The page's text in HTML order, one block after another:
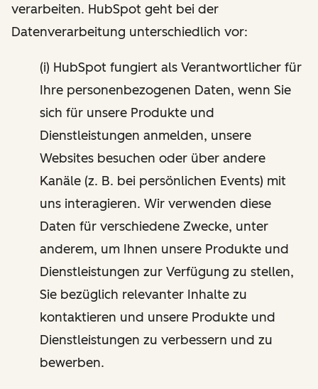
verarbeiten. HubSpot geht bei der
Datenverarbeitung unterschiedlich vor:
(i) HubSpot fungiert als Verantwortlicher für
Ihre personenbezogenen Daten, wenn Sie
sich für unsere Produkte und
Dienstleistungen anmelden, unsere
Websites besuchen oder über andere
Kanäle (z. B. bei persönlichen Events) mit
uns interagieren. Wir verwenden diese
Daten für verschiedene Zwecke, unter
anderem, um Ihnen unsere Produkte und
Dienstleistungen zur Verfügung zu stellen,
Sie bezüglich relevanter Inhalte zu
kontaktieren und unsere Produkte und
Dienstleistungen zu verbessern und zu
bewerben.